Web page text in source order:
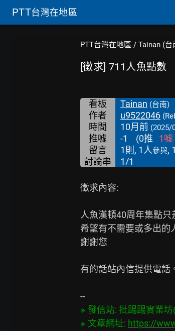
PTT台灣在地區
PTT台灣在地區 / Tainan (台
[徵求] 711人魚點數
看板 Tainan (台南)
作者 u9522046
時間 10月前 (2025/
推噓 -1 (0推 1噓
留言
1則, 1人參與,
討論串 1/1
徵求內容:
人魚漢頓40周年集點只
希望有不需要或多出的
謝謝您
有的話站內信提供電話
※ 發信站: 批踢踢實業
※ 文章網址: https://